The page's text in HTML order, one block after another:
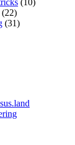
(10)
(22)
(31)